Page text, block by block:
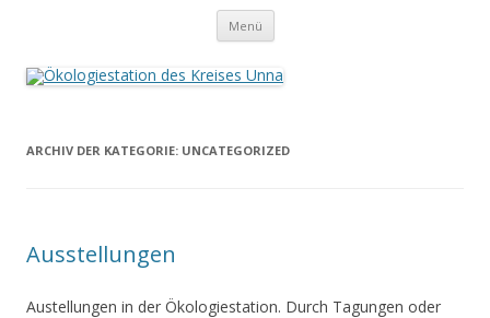
Menü Zum
springen
ARCHIV DER KATEGORIE: UNCATEGORIZED
Ausstellungen
Austellungen in der Ökologiestation. Durch Tagungen oder